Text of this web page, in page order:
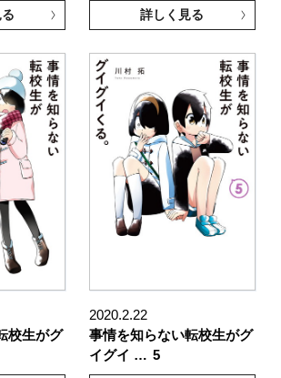
詳しく見る
校生がグ
2020.2.22
事情を知らない転校生がグ
イグイ … 5